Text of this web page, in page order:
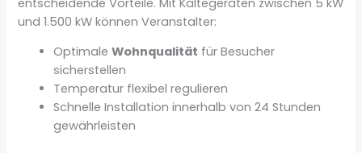
und 1.500 kW können Veranstalter:
OptimaleWohnqualität für Besucher
sicherstellen
Temperatur flexibel regulieren
Schnelle Installation innerhalb von 24 Stunden
gewährleisten